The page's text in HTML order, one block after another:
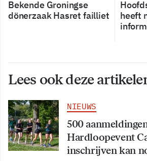
Bekende Groningse
dönerzaak Hasret failliet
heeft
Lees ook deze
NIEUWS
500
Hardloopevent
inschrijven kan